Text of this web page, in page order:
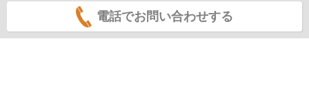
電話でお問い合わせする